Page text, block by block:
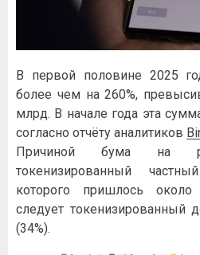
В первой половине 2025
более чем на 260%,
млрд. В начале года эта
согласно отчёту аналитиков
Причиной бума на
токенизированный
которого пришлось
следует токенизированный
(34%).